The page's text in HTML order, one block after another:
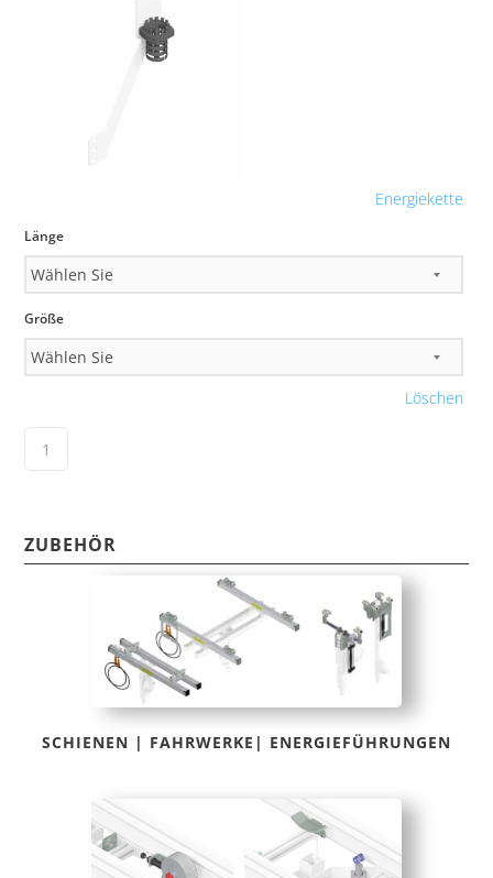
Energiekette
Länge
Größe
Löschen
ZUBEHÖR
SCHIENEN | FAHRWERKE| ENERGIEFÜHRUNGEN